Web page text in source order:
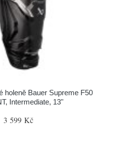
holeně Bauer Supreme F50
Intermediate, 13"
3 599 Kč